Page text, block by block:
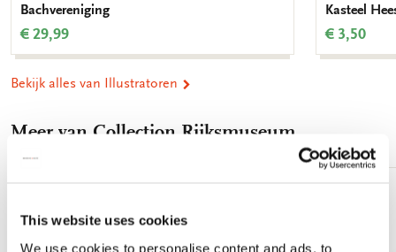
This website uses cookies
We use cookies to personalise content and ads, to
Bachvereniging
€ 29,99
Kasteel
€ 3,50
Bekijk alles van Illustratoren
Meer van Collection Rijksmuseum